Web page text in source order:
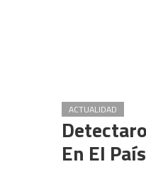
ACTUALIDAD
En El